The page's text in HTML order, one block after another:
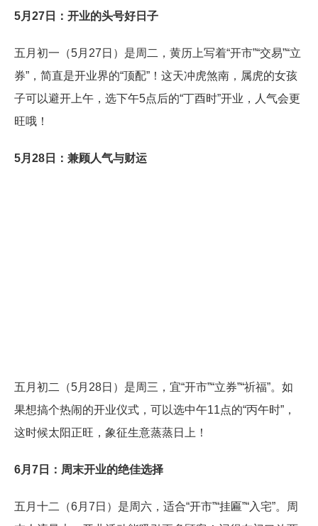
5月27日：开业的头号好日子
五月初一（5月27日）是周二，黄历上写着“开市”“交易”“立
券”，简直是开业界的“顶配”！这天冲虎煞南，属虎的女孩
子可以避开上午，选下午5点后的“丁酉时”开业，人气会更
旺哦！
5月28日：兼顾人气与财运
五月初二（5月28日）是周三，宜“开市”“立券”“祈福”。如
果想搞个热闹的开业仪式，可以选中午11点的“丙午时”，
这时候太阳正旺，象征生意蒸蒸日上！
6月7日：周末开业的绝佳选择
五月十二（6月7日）是周六，适合“开市”“挂匾”“入宅”。周